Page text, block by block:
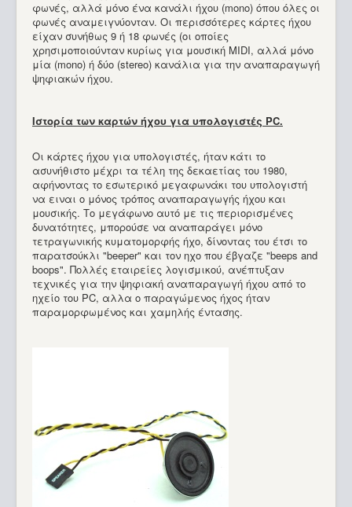
φωνές, αλλά μόνο ένα κανάλι ήχου (mono) όπου όλες οι
φωνές αναμειγνύονταν. Οι περισσότερες κάρτες ήχου
είχαν συνήθως 9 ή 18 φωνές (οι οποίες
χρησιμοποιούνταν κυρίως για μουσική MIDI, αλλά μόνο
μία (mono) ή δύο (stereo) κανάλια για την αναπαραγωγή
ψηφιακών ήχου.
Ιστορία των καρτών ήχου για υπολογιστές PC.
Οι κάρτες ήχου για υπολογιστές, ήταν κάτι το
ασυνήθιστο μέχρι τα τέλη της δεκαετίας του 1980,
αφήνοντας το εσωτερικό μεγαφωνάκι του υπολογιστή
να ειναι ο μόνος τρόπος αναπαραγωγής ήχου και
μουσικής. Το μεγάφωνο αυτό με τις περιορισμένες
δυνατότητες, μπορούσε να αναπαράγει μόνο
τετραγωνικής κυματομορφής ήχο, δίνοντας του έτσι το
παρατσούκλι "beeper" και τον ηχο που έβγαζε "beeps and
boops". Πολλές εταιρείες λογισμικού, ανέπτυξαν
τεχνικές για την ψηφιακή αναπαραγωγή ήχου από το
ηχείο του PC, αλλα ο παραγώμενος ήχος ήταν
παραμορφωμένος και χαμηλής έντασης.